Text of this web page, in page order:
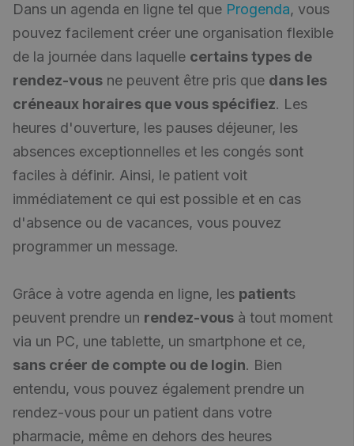
Dans un agenda en ligne tel que Progenda, vous
pouvez facilement créer une organisation flexible
de la journée dans laquelle certains types de
rendez-vous ne peuvent être pris que dans les
créneaux horaires que vous spécifiez. Les
heures d'ouverture, les pauses déjeuner, les
absences exceptionnelles et les congés sont
faciles à définir. Ainsi, le patient voit
immédiatement ce qui est possible et en cas
d'absence ou de vacances, vous pouvez
programmer un message.
Grâce à votre agenda en ligne, les patients
peuvent prendre un rendez-vous à tout moment
via un PC, une tablette, un smartphone et ce,
sans créer de compte ou de login. Bien
entendu, vous pouvez également prendre un
rendez-vous pour un patient dans votre
pharmacie, même en dehors des heures